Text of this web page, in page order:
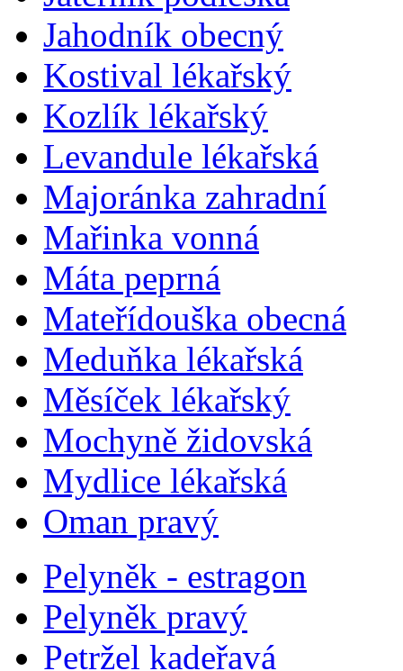
Jahodník obecný
Kostival lékařský
Kozlík lékařský
Levandule lékařská
Majoránka zahradní
Mařinka vonná
Máta peprná
Mateřídouška obecná
Meduňka lékařská
Měsíček lékařský
Mochyně židovská
Mydlice lékařská
Oman pravý
Pelyněk - estragon
Pelyněk pravý
Petržel kadeřavá